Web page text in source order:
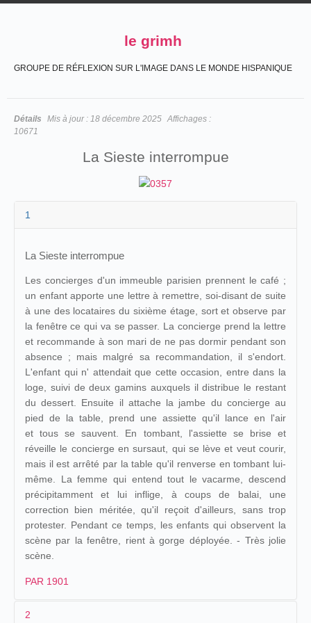
le grimh
GROUPE DE RÉFLEXION SUR L'IMAGE DANS LE MONDE HISPANIQUE
Détails Mis à jour : 18 décembre 2025 Affichages :
10671
La Sieste interrompue
1
La Sieste interrompue
Les concierges d'un immeuble parisien prennent le café ;
un enfant apporte une lettre à remettre, soi-disant de suite
à une des locataires du sixième étage, sort et observe par
la fenêtre ce qui va se passer. La concierge prend la lettre
et recommande à son mari de ne pas dormir pendant son
absence ; mais malgré sa recommandation, il s'endort.
L'enfant qui n' attendait que cette occasion, entre dans la
loge, suivi de deux gamins auxquels il distribue le restant
du dessert. Ensuite il attache la jambe du concierge au
pied de la table, prend une assiette qu'il lance en l'air
et tous se sauvent. En tombant, l'assiette se brise et
réveille le concierge en sursaut, qui se lève et veut courir,
mais il est arrêté par la table qu'il renverse en tombant lui-
même. La femme qui entend tout le vacarme, descend
précipitamment et lui inflige, à coups de balai, une
correction bien méritée, qu'il reçoit d'ailleurs, sans trop
protester. Pendant ce temps, les enfants qui observent la
scène par la fenêtre, rient à gorge déployée. - Très jolie
scène.
PAR 1901
2